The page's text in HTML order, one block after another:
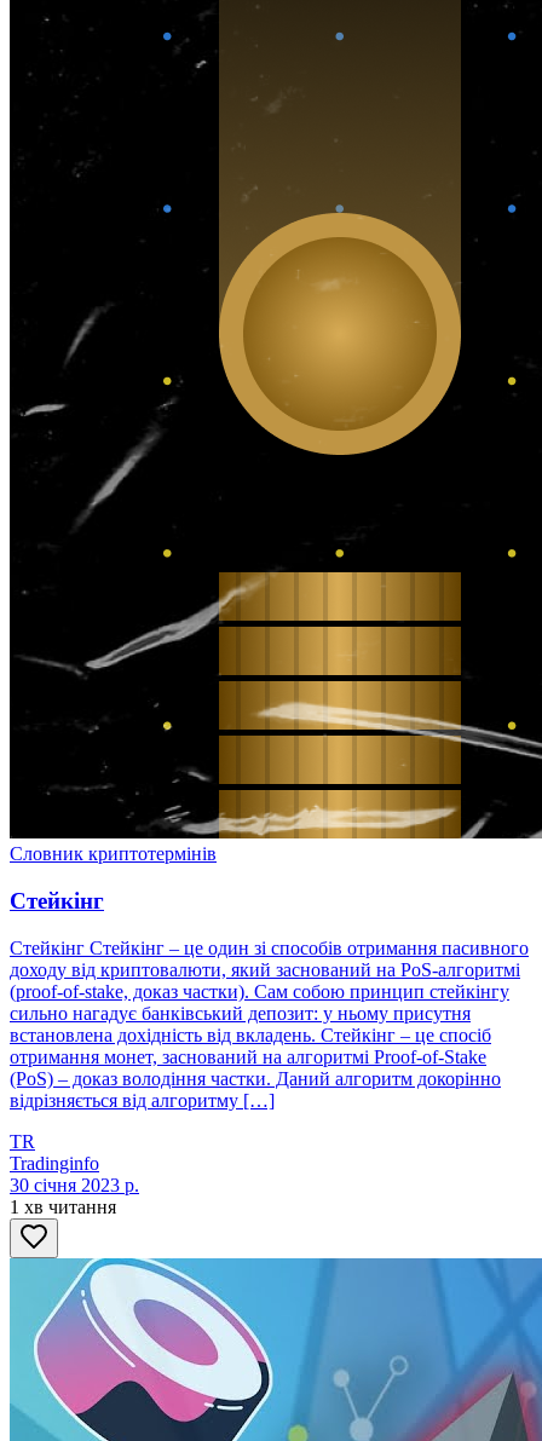
Словник криптотермінів
Стейкінг
Стейкінг Стейкінг – це один зі способів отримання пасивного
доходу від криптовалюти, який заснований на PoS-алгоритмі
(proof-of-stake, доказ частки). Сам собою принцип стейкінгу
сильно нагадує банківський депозит: у ньому присутня
встановлена дохідність від вкладень. Стейкінг – це спосіб
отримання монет, заснований на алгоритмі Proof-of-Stake
(PoS) – доказ володіння частки. Даний алгоритм докорінно
відрізняється від алгоритму […]
TR
Tradinginfo
30 січня 2023 р.
1 хв читання